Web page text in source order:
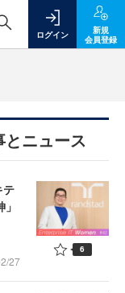
ログイン
新規
会員登録
とニュース
テ
27
6